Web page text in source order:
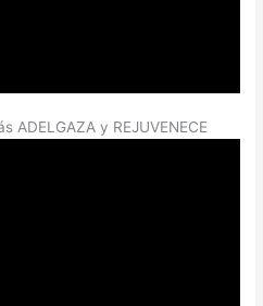
ADELGAZA y REJUVENECE